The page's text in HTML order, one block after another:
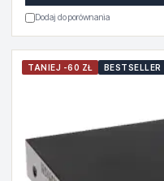
Dodaj do porównania
TANIEJ -60 ZŁ BESTSELLER